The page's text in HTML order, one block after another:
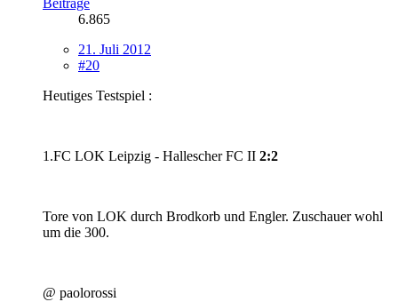
6.865
21. Juli 2012
#20
Heutiges Testspiel :
1.FC LOK Leipzig - Hallescher FC II 2:2
Tore von LOK durch Brodkorb und Engler. Zuschauer wohl
um die 300.
@ paolorossi